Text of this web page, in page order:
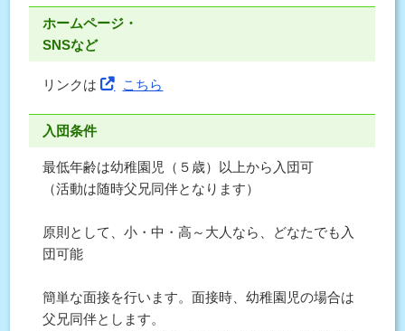
ホームページ・
SNSなど
リンクは こちら
入団条件
最低年齢は幼稚園児（５歳）以上から入団可
（活動は随時父兄同伴となります）
原則として、小・中・高～大人なら、どなたでも入
団可能
簡単な面接を行います。面接時、幼稚園児の場合は
父兄同伴とします。